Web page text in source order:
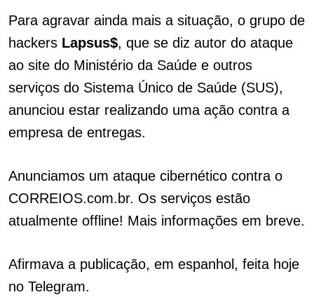
Para agravar ainda mais a situação, o grupo de
hackers Lapsus$, que se diz autor do ataque
ao site do Ministério da Saúde e outros
serviços do Sistema Único de Saúde (SUS),
anunciou estar realizando uma ação contra a
empresa de entregas.
Anunciamos um ataque cibernético contra o
CORREIOS.com.br. Os serviços estão
atualmente offline! Mais informações em breve.
Afirmava a publicação, em espanhol, feita hoje
no Telegram.